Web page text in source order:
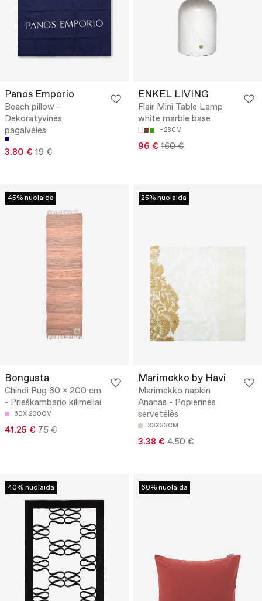
Panos Emporio
Beach pillow -
Dekoratyvinės
pagalvėlės
3.80 € 19 €
ENKEL LIVING
Flair Mini Table Lamp
white marble base
H28CM
96 € 160 €
45% nuolaida
Bongusta
Chindi Rug 60 x 200 cm
- Prieškambario kilimėliai
60X 200CM
41.25 € 75 €
25% nuolaida
Marimekko by Havi
Marimekko napkin
Ananas - Popierinės
servetėlės
33X33CM
3.38 € 4.50 €
40% nuolaida 60% nuolaida